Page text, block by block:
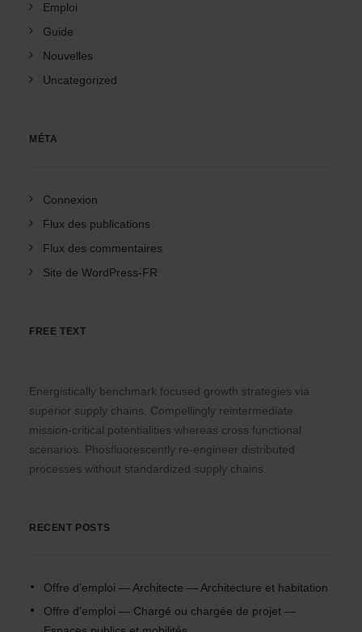
Emploi
Guide
Nouvelles
Uncategorized
MÉTA
Connexion
Flux des publications
Flux des commentaires
Site de WordPress-FR
FREE TEXT
Energistically benchmark focused growth strategies via
superior supply chains. Compellingly reintermediate
mission-critical potentialities whereas cross functional
scenarios. Phosfluorescently re-engineer distributed
processes without standardized supply chains.
RECENT POSTS
Offre d’emploi — Architecte — Architecture et habitation
Offre d’emploi — Chargé ou chargée de projet —